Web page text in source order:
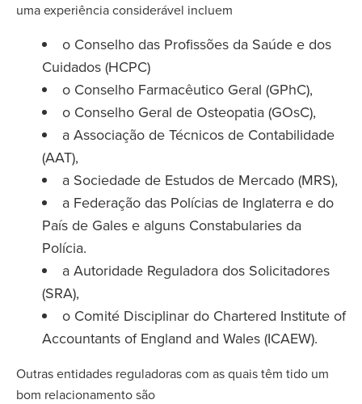
uma experiência considerável incluem
o Conselho das Profissões da Saúde e dos
Cuidados (HCPC)
o Conselho Farmacêutico Geral (GPhC),
o Conselho Geral de Osteopatia (GOsC),
a Associação de Técnicos de Contabilidade
(AAT),
a Sociedade de Estudos de Mercado (MRS),
a Federação das Polícias de Inglaterra e do
País de Gales e alguns Constabularies da
Polícia.
a Autoridade Reguladora dos Solicitadores
(SRA),
o Comité Disciplinar do Chartered Institute of
Accountants of England and Wales (ICAEW).
Outras entidades reguladoras com as quais têm tido um
bom relacionamento são